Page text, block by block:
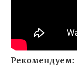
Рекомендуем: